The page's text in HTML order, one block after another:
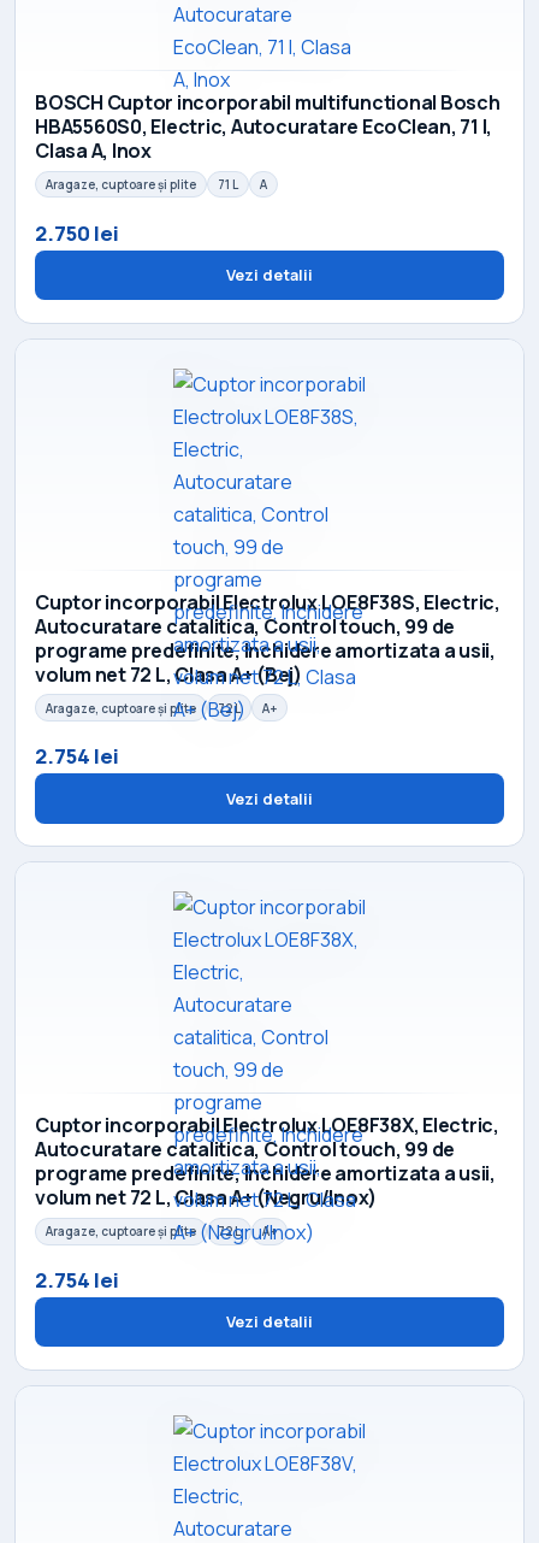
BOSCH Cuptor incorporabil multifunctional Bosch
HBA5560S0, Electric, Autocuratare EcoClean, 71 l,
Clasa A, Inox
Aragaze, cuptoare și plite 71 L A
2.750 lei
Vezi detalii
Cuptor incorporabil Electrolux LOE8F38S, Electric,
Autocuratare catalitica, Control touch, 99 de
programe predefinite, Inchidere amortizata a usii,
volum net 72 L, Clasa A+ (Bej)
Aragaze, cuptoare și plite 72 L A+
2.754 lei
Vezi detalii
Cuptor incorporabil Electrolux LOE8F38X, Electric,
Autocuratare catalitica, Control touch, 99 de
programe predefinite, Inchidere amortizata a usii,
volum net 72 L, Clasa A+ (Negru/Inox)
Aragaze, cuptoare și plite 72 L A+
2.754 lei
Vezi detalii